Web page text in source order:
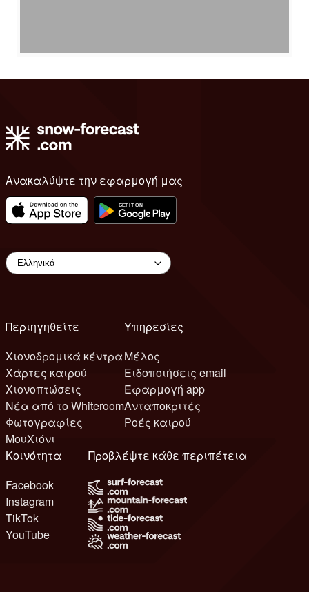
Ανακαλύψτε την εφαρμογή μας
Περιηγηθείτε
Χιονοδρομικά κέντρα
Χάρτες καιρού
Χιονοπτώσεις
Νέα από το Whiteroom
Φωτογραφίες
ΜουΧιόνι
Υπηρεσίες
Μέλος
Ειδοποιήσεις email
Εφαρμογή app
Ανταποκριτές
Ροές καιρού
Κοινότητα
Facebook
Instagram
TikTok
YouTube
Προβλέψτε κάθε περιπέτεια